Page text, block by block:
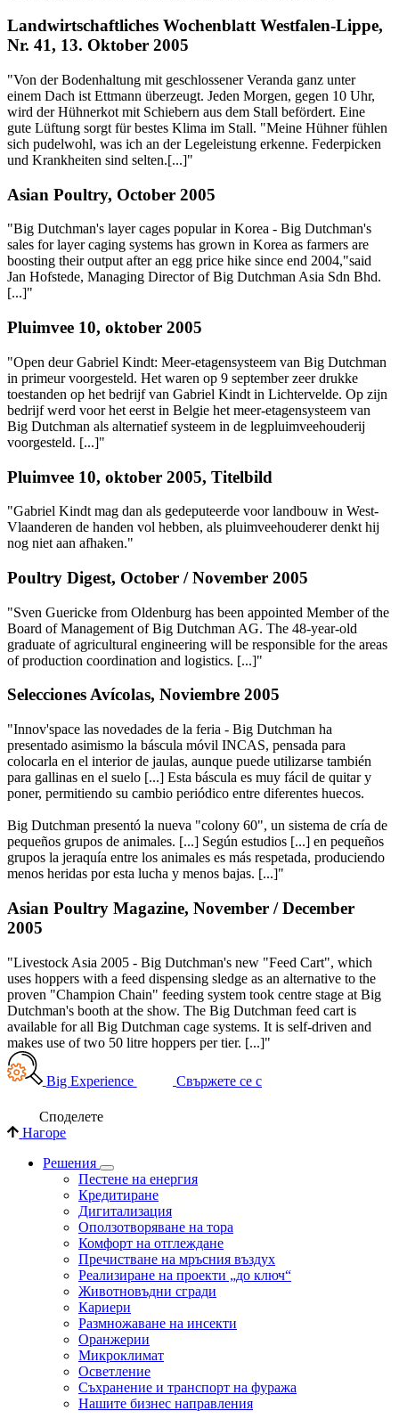
Landwirtschaftliches Wochenblatt Westfalen-Lippe,
Nr. 41, 13. Oktober 2005
"Von der Bodenhaltung mit geschlossener Veranda ganz unter
einem Dach ist Ettmann überzeugt. Jeden Morgen, gegen 10 Uhr,
wird der Hühnerkot mit Schiebern aus dem Stall befördert. Eine
gute Lüftung sorgt für bestes Klima im Stall. "Meine Hühner fühlen
sich pudelwohl, was ich an der Legeleistung erkenne. Federpicken
und Krankheiten sind selten.[...]"
Asian Poultry, October 2005
"Big Dutchman's layer cages popular in Korea - Big Dutchman's
sales for layer caging systems has grown in Korea as farmers are
boosting their output after an egg price hike since end 2004,"said
Jan Hofstede, Managing Director of Big Dutchman Asia Sdn Bhd.
[...]"
Pluimvee 10, oktober 2005
"Open deur Gabriel Kindt: Meer-etagensysteem van Big Dutchman
in primeur voorgesteld. Het waren op 9 september zeer drukke
toestanden op het bedrijf van Gabriel Kindt in Lichtervelde. Op zijn
bedrijf werd voor het eerst in Belgie het meer-etagensysteem van
Big Dutchman als alternatief systeem in de legpluimveehouderij
voorgesteld. [...]"
Pluimvee 10, oktober 2005, Titelbild
"Gabriel Kindt mag dan als gedeputeerde voor landbouw in West-
Vlaanderen de handen vol hebben, als pluimveehouderer denkt hij
nog niet aan afhaken."
Poultry Digest, October / November 2005
"Sven Guericke from Oldenburg has been appointed Member of the
Board of Management of Big Dutchman AG. The 48-year-old
graduate of agricultural engineering will be responsible for the areas
of production coordination and logistics. [...]"
Selecciones Avícolas, Noviembre 2005
"Innov'space las novedades de la feria - Big Dutchman ha
presentado asimismo la báscula móvil INCAS, pensada para
colocarla en el interior de jaulas, aunque puede utilizarse también
para gallinas en el suelo [...] Esta báscula es muy fácil de quitar y
poner, permitiendo su cambio periódico entre diferentes huecos.
Big Dutchman presentó la nueva "colony 60", un sistema de cría de
pequeños grupos de animales. [...] Según estudios [...] en pequeños
grupos la jeraquía entre los animales es más respetada, produciendo
menos heridas por esta lucha y menos bajas. [...]"
Asian Poultry Magazine, November / December
2005
"Livestock Asia 2005 - Big Dutchman's new "Feed Cart", which
uses hoppers with a feed dispensing sledge as an alternative to the
proven "Champion Chain" feeding system took centre stage at Big
Dutchman's booth at the show. The Big Dutchman feed cart is
available for all Big Dutchman cage systems. It is self-driven and
makes use of two 50 litre hoppers per tier. [...]"
Big Experience Свържете се с
Споделете
Нагоре
Решения
Пестене на енергия
Кредитиране
Дигитализация
Оползотворяване на тора
Комфорт на отглеждане
Пречистване на мръсния въздух
Реализиране на проекти „до ключ“
Животновъдни сгради
Кариери
Размножаване на инсекти
Оранжерии
Микроклимат
Осветление
Съхранение и транспорт на фуража
Нашите бизнес направления